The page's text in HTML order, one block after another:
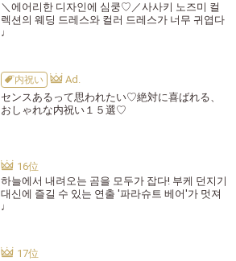
＼에어리한 디자인에 심쿵♡／사사키 노즈미 컬
렉션의 웨딩 드레스와 컬러 드레스가 너무 귀엽다
♩
内祝い
センスあるって思われたい♡絶対に喜ばれる、
おしゃれな内祝い１５選♡
하늘에서 내려오는 곰을 모두가 잡다! 부케 던지기
대신에 즐길 수 있는 연출 '파라슈트 베어'가 멋져
♩